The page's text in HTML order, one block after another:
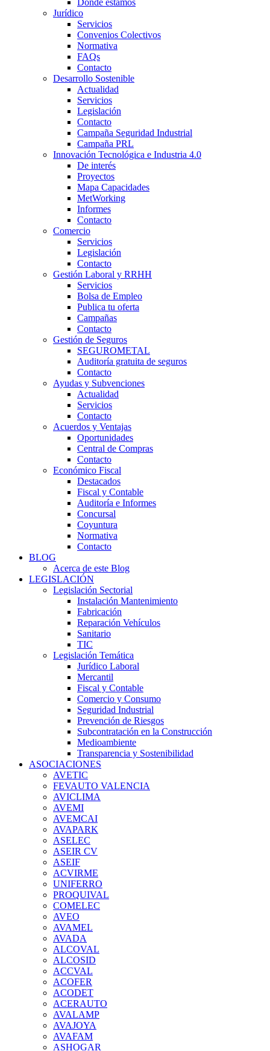
Jurídico
Servicios
Convenios Colectivos
Normativa
FAQs
Contacto
Desarrollo Sostenible
Actualidad
Servicios
Legislación
Contacto
Campaña Seguridad Industrial
Campaña PRL
Innovación Tecnológica e Industria 4.0
De interés
Proyectos
Mapa Capacidades
MetWorking
Informes
Contacto
Comercio
Servicios
Legislación
Contacto
Gestión Laboral y RRHH
Servicios
Bolsa de Empleo
Publica tu oferta
Campañas
Contacto
Gestión de Seguros
SEGUROMETAL
Auditoría gratuita de seguros
Contacto
Ayudas y Subvenciones
Actualidad
Servicios
Contacto
Acuerdos y Ventajas
Oportunidades
Central de Compras
Contacto
Económico Fiscal
Destacados
Fiscal y Contable
Auditoría e Informes
Concursal
Coyuntura
Normativa
Contacto
BLOG
Acerca de este Blog
LEGISLACIÓN
Legislación Sectorial
Instalación Mantenimiento
Fabricación
Reparación Vehículos
Sanitario
TIC
Legislación Temática
Jurídico Laboral
Mercantil
Fiscal y Contable
Comercio y Consumo
Seguridad Industrial
Prevención de Riesgos
Subcontratación en la Construcción
Medioambiente
Transparencia y Sostenibilidad
ASOCIACIONES
AVETIC
FEVAUTO VALENCIA
AVICLIMA
AVEMI
AVEMCAI
AVAPARK
ASELEC
ASEIR CV
ASEIF
ACVIRME
UNIFERRO
PROQUIVAL
COMELEC
AVEO
AVAMEL
AVADA
ALCOVAL
ALCOSID
ACCVAL
ACOFER
ACODET
ACERAUTO
AVALAMP
AVAJOYA
AVAFAM
ASHOGAR